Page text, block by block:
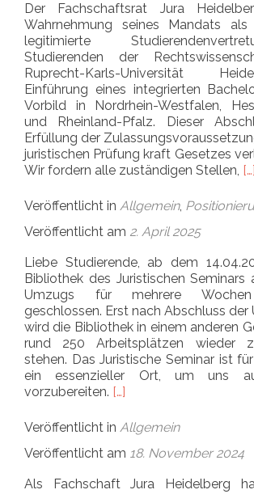
Der Fachschaftsrat Jura
Wahrnehmung seines Mandats als
legitimierte
Studierenden der
Ruprecht-Karls-Universität
Einführung eines integrierten
Vorbild in Nordrhein-Westfalen,
und Rheinland-Pfalz. Dieser
Erfüllung der
juristischen Prüfung kraft Gesetzes
Wir fordern alle zuständigen Stellen, […]
Veröffentlicht in Allgemein,
Veröffentlicht am 2. April 2025
Liebe Studierende, ab dem
Bibliothek des Juristischen Seminars
Umzugs für mehrere
geschlossen. Erst nach Abschluss
wird die Bibliothek in einem anderen
rund 250 Arbeitsplätzen wieder
stehen. Das Juristische Seminar ist
ein essenzieller Ort, um uns
vorzubereiten. Read more about
[…]
Veröffentlicht in Allgemein
Veröffentlicht am 18. November 2024
Als Fachschaft Jura Heidelberg